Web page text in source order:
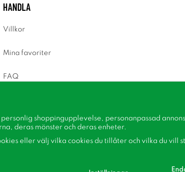
HANDLA
Villkor
Mina favoriter
FAQ
shoppingupplevelse, personanpassad
deras mönster och deras enheter.
eller välj vilka cookies du tillåter och vilka du vill